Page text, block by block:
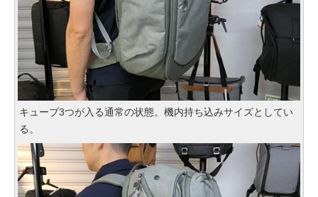
キューブ3つが入る通常の状態。機内持ち込みサイズとしてい
る。